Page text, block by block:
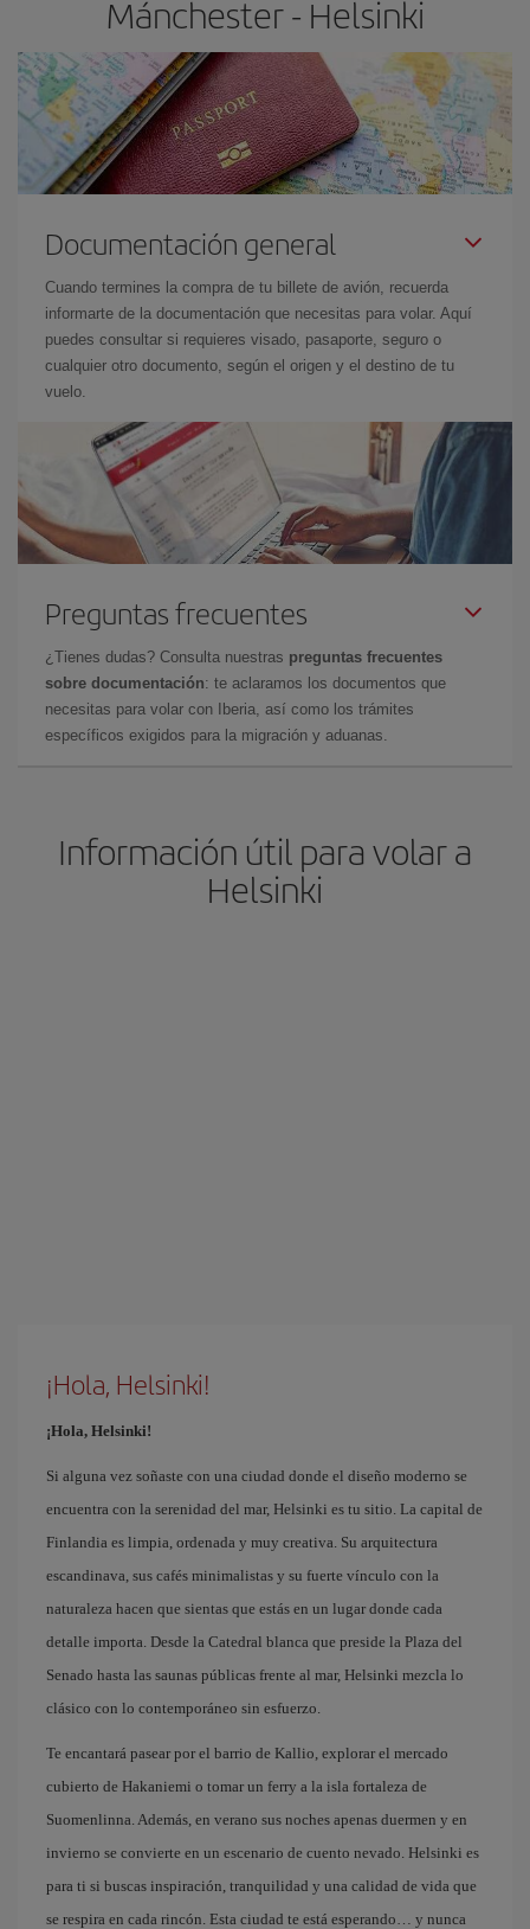
Mánchester - Helsinki
Documentación general
Cuando termines la compra de tu billete de avión, recuerda
informarte de la documentación que necesitas para volar. Aquí
puedes consultar si requieres visado, pasaporte, seguro o
cualquier otro documento, según el origen y el destino de tu
vuelo.
Preguntas frecuentes
¿Tienes dudas? Consulta nuestras preguntas frecuentes
sobre documentación: te aclaramos los documentos que
necesitas para volar con Iberia, así como los trámites
específicos exigidos para la migración y aduanas.
Información útil para volar a
Helsinki
¡Hola, Helsinki!
¡Hola, Helsinki!
Si alguna vez soñaste con una ciudad donde el diseño moderno se
encuentra con la serenidad del mar, Helsinki es tu sitio. La capital de
Finlandia es limpia, ordenada y muy creativa. Su arquitectura
escandinava, sus cafés minimalistas y su fuerte vínculo con la
naturaleza hacen que sientas que estás en un lugar donde cada
detalle importa. Desde la Catedral blanca que preside la Plaza del
Senado hasta las saunas públicas frente al mar, Helsinki mezcla lo
clásico con lo contemporáneo sin esfuerzo.
Te encantará pasear por el barrio de Kallio, explorar el mercado
cubierto de Hakaniemi o tomar un ferry a la isla fortaleza de
Suomenlinna. Además, en verano sus noches apenas duermen y en
invierno se convierte en un escenario de cuento nevado. Helsinki es
para ti si buscas inspiración, tranquilidad y una calidad de vida que
se respira en cada rincón. Esta ciudad te está esperando… y nunca